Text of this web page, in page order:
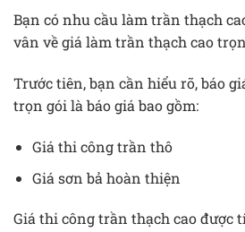
Bạn có nhu cầu làm trần thạch
vân về giá làm trần thạch cao
Trước tiên, bạn cần hiểu rõ, báo
trọn gói là báo giá bao gồm:
Giá thi công trần thô
Giá sơn bả hoàn thiện
Giá thi công trần thạch cao được